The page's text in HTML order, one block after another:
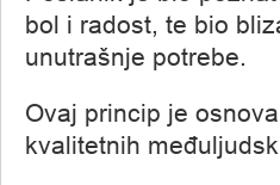
bol i radost, te bio
unutrašnje potrebe.
Ovaj princip je
kvalitetnih